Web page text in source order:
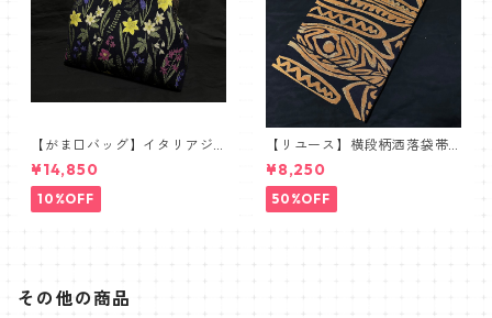
【がま口バッグ】イタリアジ
ャガードボタニカル【ワイド
サイズ】
¥14,850
10%OFF
【リユース】横段柄洒落袋帯
【本袋織】
¥8,250
50%OFF
その他の商品